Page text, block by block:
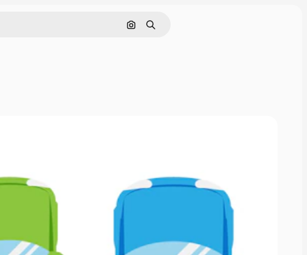
Cerca per immagine
Ricerca